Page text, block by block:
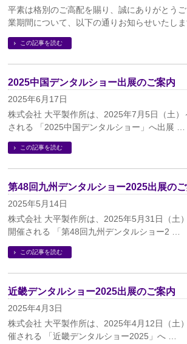
平素は格別のご高配を賜り、誠にありがとう
業期間について、以下の通りお知らせいたし
この記事を読む
2025中国デンタルショー出展のご案内
2025年6月17日
株式会社 大平製作所は、2025年7月5日（土）
される 「2025中国デンタルショー」へ出展 …
この記事を読む
第48回九州デンタルショー2025出展の
2025年5月14日
株式会社 大平製作所は、2025年5月31日（土
開催される 「第48回九州デンタルショー2 …
この記事を読む
近畿デンタルショー2025出展のご案内
2025年4月3日
株式会社 大平製作所は、2025年4月12日（土
催される 「近畿デンタルショー2025」へ …